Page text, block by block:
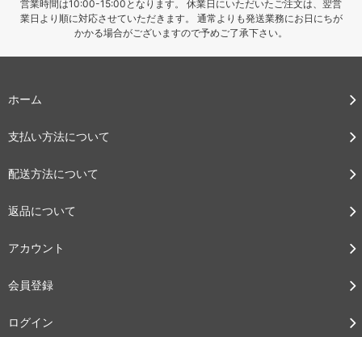
営業時間は10:00-15:00となります。 休業日にいただいたご注文は、翌営
業日より順に対応させていただきます。 通常よりも発送業務にお日にちが
かかる場合がございますので予めご了承下さい。
ホーム
支払い方法について
配送方法について
返品について
アカウント
会員登録
ログイン